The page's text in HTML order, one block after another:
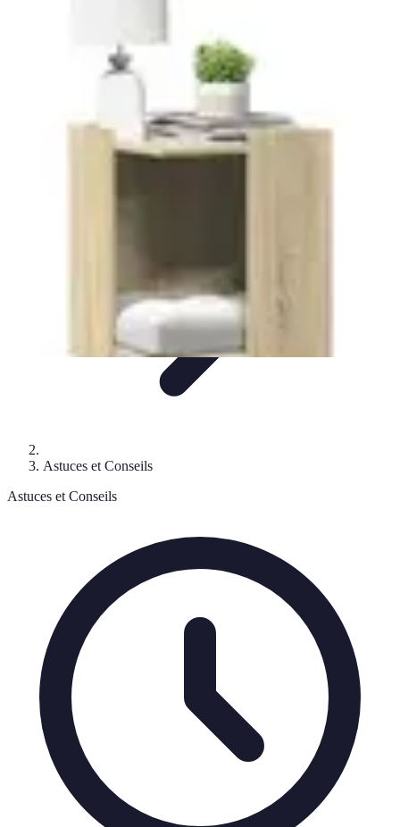
Astuces et Conseils
Astuces et Conseils
Astuces et Conseils